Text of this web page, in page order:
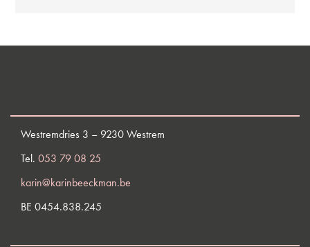
Westremdries 3 – 9230 Westrem
Tel. 053 79 08 25
karin@karinbeeckman.be
BE 0454.838.245